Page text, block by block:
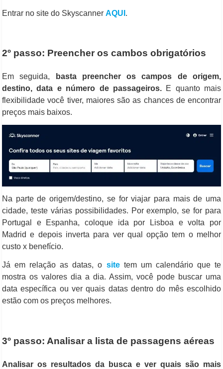
Entrar no site do Skyscanner AQUI .
2º passo: Preencher os cambos obrigatórios
Em seguida, basta preencher os campos de origem,
destino, data e número de passageiros.E quanto mais
flexibilidade você tiver, maiores são as chances de encontrar
preços mais baixos.
Na parte de origem/destino, se for viajar para mais de uma
cidade, teste várias possibilidades. Por exemplo, se for para
Portugal e Espanha, coloque ida por Lisboa e volta por
Madrid e depois inverta para ver qual opção tem o melhor
custo x benefício.
Já em relação as datas, o sitetem um calendário que te
mostra os valores dia a dia. Assim, você pode buscar uma
data específica ou ver quais datas dentro do mês escolhido
estão com os preços melhores.
3º passo: Analisar a lista de passagens aéreas
Analisar os resultados da busca e ver quais são mais